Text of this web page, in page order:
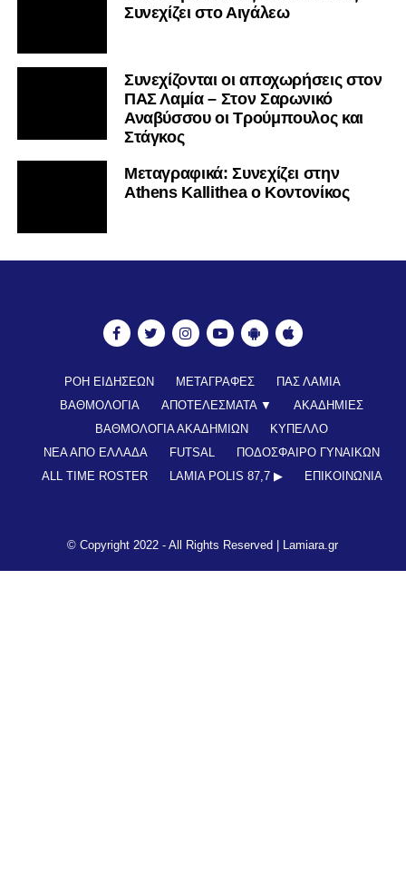
Συνεχίζει στο Αιγάλεω
Συνεχίζονται οι αποχωρήσεις στον
ΠΑΣ Λαμία – Στον Σαρωνικό
Αναβύσσου οι Τρούμπουλος και
Στάγκος
Mεταγραφικά: Συνεχίζει στην
Athens Kallithea ο Κοντονίκος
ΡΟΗ ΕΙΔΗΣΕΩΝ ΜΕΤΑΓΡΑΦΕΣ
ΠΑΣ ΛΑΜΙΑ
ΒΑΘΜΟΛΟΓΙΑ
ΑΠΟΤΕΛΕΣΜΑΤΑ ▼
ΑΚΑΔΗΜΙΕΣ
ΒΑΘΜΟΛΟΓΙΑ ΑΚΑΔΗΜΙΩΝ
ΚΥΠΕΛΛΟ
ΝΕΑ ΑΠΟ ΕΛΛΑΔΑ
FUTSAL
ΠΟΔΟΣΦΑΙΡΟ ΓΥΝΑΙΚΩΝ
ALL TIME ROSTER
LAMIA POLIS 87,7 ▶︎ ΕΠΙΚΟΙΝΩΝΊΑ
© Copyright 2022 - All Rights Reserved | Lamiara.gr